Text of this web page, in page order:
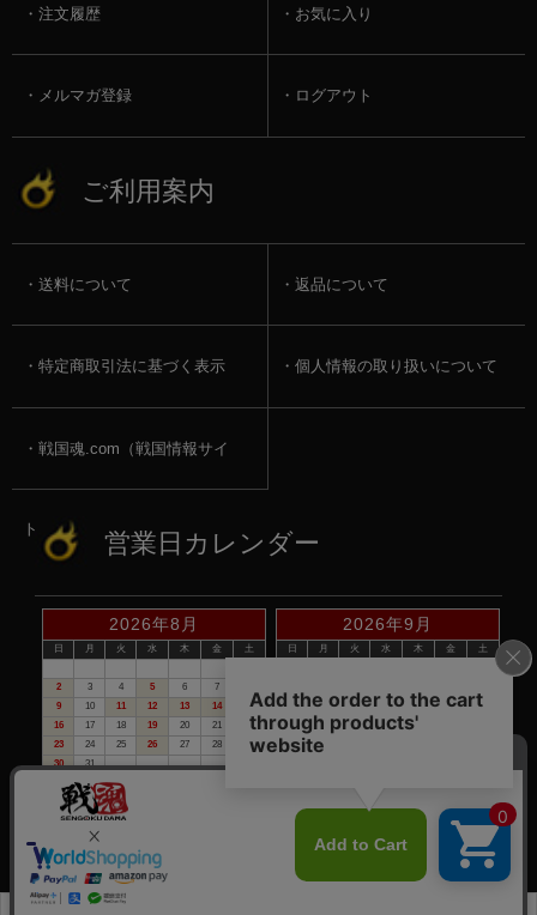
注文履歴 お気に入り
メルマガ登録 ログアウト
ご利用案内
送料について 返品について
特定商取引法に基づく表示 個人情報の取り扱いについて
戦国魂.com（戦国情報サイ
ト） 営業日カレンダー
2026年8月
日 月 火 水 木 金
土
2
3 4 5 6 7
9
10 11 12 13 14
15
16
17 18 19 20 21
22
23
24 25 26 27 28
29
30
31
2026年9月
日 月 火 水 木 金
土
13
14 15 16 17 18
19
20
21 22 23 24
27
28
赤い日付が定休日です。
※定休日は、商品の発送・電話でのお問合せは、お休みさせて頂いて
おりますので予めご了承下さい。